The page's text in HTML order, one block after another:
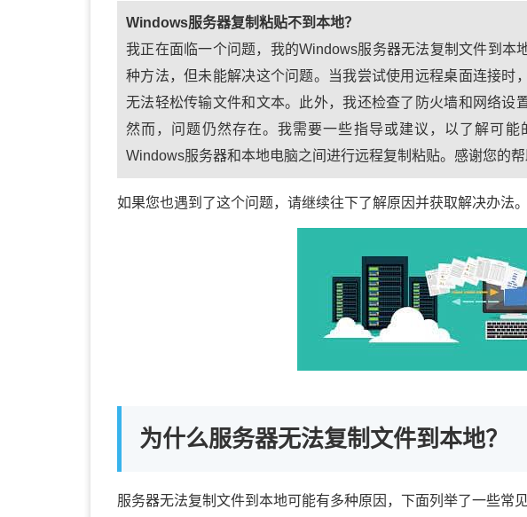
Windows服务器复制粘贴不到本地？
我正在面临一个问题，我的Windows服务器无法复制文件到本
种方法，但未能解决这个问题。当我尝试使用远程桌面连接时
无法轻松传输文件和文本。此外，我还检查了防火墙和网络设
然而，问题仍然存在。我需要一些指导或建议，以了解可
Windows服务器和本地电脑之间进行远程复制粘贴。感谢您的帮
如果您也遇到了这个问题，请继续往下了解原因并获取解决办法。
为什么服务器无法复制文件到本地？
服务器无法复制文件到本地可能有多种原因，下面列举了一些常见